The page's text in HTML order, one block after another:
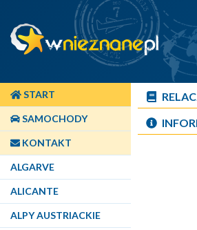
START
SAMOCHODY
KONTAKT
ALGARVE
ALICANTE
ALPY AUSTRIACKIE